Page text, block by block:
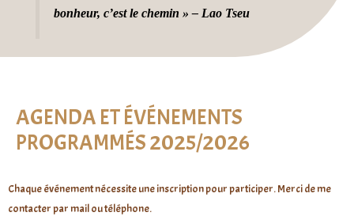
bonheur, c’est le chemin » – Lao Tseu
AGENDA ET ÉVÉNEMENTS
PROGRAMMÉS 2025/2026
Chaque événement nécessite une inscription pour participer. Merci de me
contacter par mail ou téléphone.